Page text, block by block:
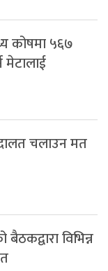
कोषमा ५६७
मेटालाई
चलाउन मत
विभिन्न